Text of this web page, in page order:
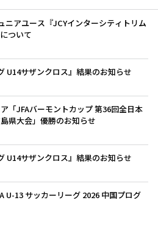
ニアユース『JCYインターシティトリム
ついて
U14サザンクロス』結果のお知らせ
「JFAバーモントカップ 第36回全日本
県大会」優勝のお知らせ
U14サザンクロス』結果のお知らせ
U-13 サッカーリーグ 2026 中国プログ